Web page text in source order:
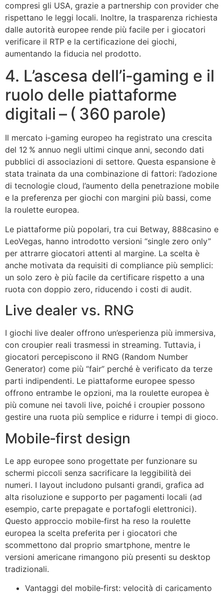
compresi gli USA, grazie a partnership con provider che
rispettano le leggi locali. Inoltre, la trasparenza richiesta
dalle autorità europee rende più facile per i giocatori
verificare il RTP e la certificazione dei giochi,
aumentando la fiducia nel prodotto.
4. L’ascesa dell’i‑gaming e il
ruolo delle piattaforme
digitali – ( 360 parole)
Il mercato i‑gaming europeo ha registrato una crescita
del 12 % annuo negli ultimi cinque anni, secondo dati
pubblici di associazioni di settore. Questa espansione è
stata trainata da una combinazione di fattori: l’adozione
di tecnologie cloud, l’aumento della penetrazione mobile
e la preferenza per giochi con margini più bassi, come
la roulette europea.
Le piattaforme più popolari, tra cui Betway, 888casino e
LeoVegas, hanno introdotto versioni “single zero only”
per attrarre giocatori attenti al margine. La scelta è
anche motivata da requisiti di compliance più semplici:
un solo zero è più facile da certificare rispetto a una
ruota con doppio zero, riducendo i costi di audit.
Live dealer vs. RNG
I giochi live dealer offrono un’esperienza più immersiva,
con croupier reali trasmessi in streaming. Tuttavia, i
giocatori percepiscono il RNG (Random Number
Generator) come più “fair” perché è verificato da terze
parti indipendenti. Le piattaforme europee spesso
offrono entrambe le opzioni, ma la roulette europea è
più comune nei tavoli live, poiché i croupier possono
gestire una ruota più semplice e ridurre i tempi di gioco.
Mobile‑first design
Le app europee sono progettate per funzionare su
schermi piccoli senza sacrificare la leggibilità dei
numeri. I layout includono pulsanti grandi, grafica ad
alta risoluzione e supporto per pagamenti locali (ad
esempio, carte prepagate e portafogli elettronici).
Questo approccio mobile‑first ha reso la roulette
europea la scelta preferita per i giocatori che
scommettono dal proprio smartphone, mentre le
versioni americane rimangono più presenti su desktop
tradizionali.
Vantaggi del mobile‑first: velocità di caricamento